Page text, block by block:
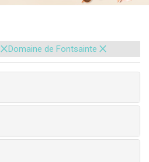
×Domaine de Fontsainte ×